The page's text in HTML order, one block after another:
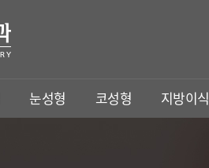
눈성형 코성형 지방이식